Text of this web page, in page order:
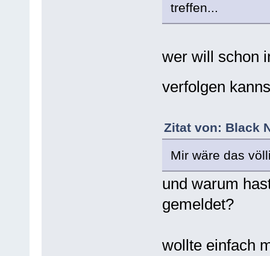
treffen...
wer will schon
verfolgen
Zitat von: Black
Mir wäre das
und warum
gemeldet?
wollte einfach